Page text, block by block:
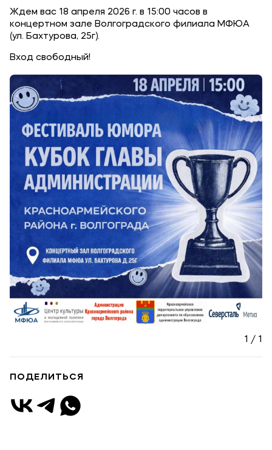
Банковские реквизиты
Приемная комиссия
+7 (8442) 49-71-33
Полезное
Об образовательной организации
Банковские реквизиты
Мы в соцсетях
Подобрать программу
Ждем вас 18 апреля 2026 г. в 15:00 часов в
концертном зале Волгоградского филиала МФЮА
(ул. Бахтурова, 25г).
Вход свободный!
1 / 1
ПОДЕЛИТЬСЯ